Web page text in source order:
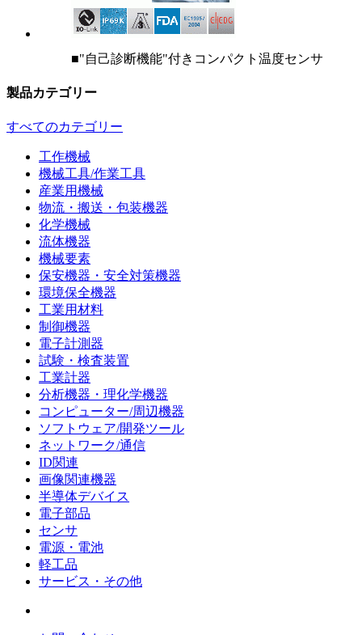
■"自己診断機能"付きコンパクト温度センサ
製品カテゴリー
すべてのカテゴリー
工作機械
機械工具/作業工具
産業用機械
物流・搬送・包装機器
化学機械
流体機器
機械要素
保安機器・安全対策機器
環境保全機器
工業用材料
制御機器
電子計測器
試験・検査装置
工業計器
分析機器・理化学機器
コンピューター/周辺機器
ソフトウェア/開発ツール
ネットワーク/通信
ID関連
画像関連機器
半導体デバイス
電子部品
センサ
電源・電池
軽工品
サービス・その他